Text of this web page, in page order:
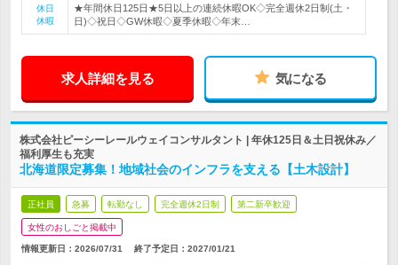
休日
休暇
★年間休日125日★5日以上の連続休暇OK◇完全週休2日制(土・
日)◇祝日◇GW休暇◇夏季休暇◇年末…
求人詳細を見る 気になる
株式会社ピーシーレールウェイコンサルタント | 年休125日＆土日祝休み／
福利厚生も充実
北海道限定募集！地域社会のインフラを支える【土木設計】
正社員 急募 転勤なし 完全週休2日制 第二新卒歓迎
女性のおしごと掲載中
情報更新日：2026/07/31 終了予定日： 2027/01/21